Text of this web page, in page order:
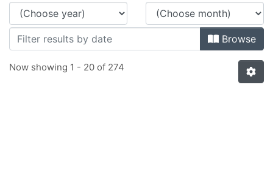
Browse
Now showing 1 - 20 of 274